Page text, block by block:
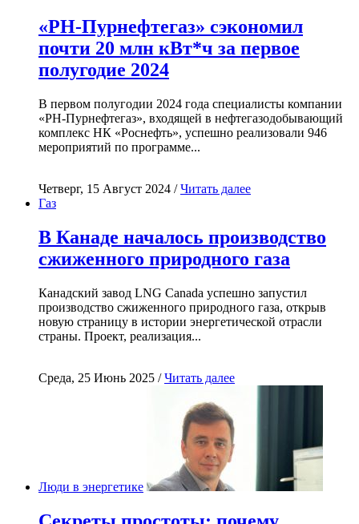
«РН-Пурнефтегаз» сэкономил
почти 20 млн кВт*ч за первое
полугодие 2024
В первом полугодии 2024 года специалисты компании
«РН-Пурнефтегаз», входящей в нефтегазодобывающий
комплекс НК «Роснефть», успешно реализовали 946
мероприятий по программе...
Четверг, 15 Август 2024 /Читать далее
Газ
В Канаде началось производство
сжиженного природного газа
Канадский завод LNG Canada успешно запустил
производство сжиженного природного газа, открыв
новую страницу в истории энергетической отрасли
страны. Проект, реализация...
Среда, 25 Июнь 2025 /Читать далее
Люди в энергетике